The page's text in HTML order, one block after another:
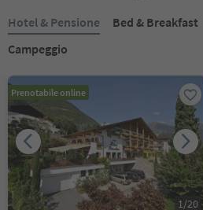
Hotel & Pensione Bed & Breakfast
Campeggio
Prenotabile online
1/20